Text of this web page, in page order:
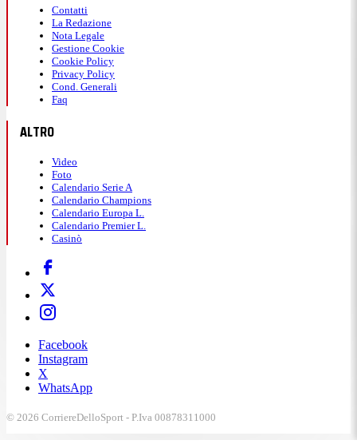
Contatti
La Redazione
Nota Legale
Gestione Cookie
Cookie Policy
Privacy Policy
Cond. Generali
Faq
ALTRO
Video
Foto
Calendario Serie A
Calendario Champions
Calendario Europa L.
Calendario Premier L.
Casinò
Facebook
Instagram
X
WhatsApp
© 2026 CorriereDelloSport - P.Iva 00878311000